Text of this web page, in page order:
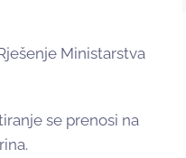
Ministarstva
se prenosi na